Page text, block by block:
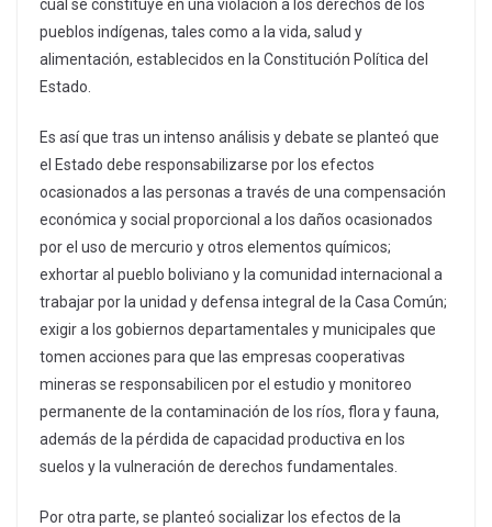
cual se constituye en una violación a los derechos de los
pueblos indígenas, tales como a la vida, salud y
alimentación, establecidos en la Constitución Política del
Estado.
Es así que tras un intenso análisis y debate se planteó que
el Estado debe responsabilizarse por los efectos
ocasionados a las personas a través de una compensación
económica y social proporcional a los daños ocasionados
por el uso de mercurio y otros elementos químicos;
exhortar al pueblo boliviano y la comunidad internacional a
trabajar por la unidad y defensa integral de la Casa Común;
exigir a los gobiernos departamentales y municipales que
tomen acciones para que las empresas cooperativas
mineras se responsabilicen por el estudio y monitoreo
permanente de la contaminación de los ríos, flora y fauna,
además de la pérdida de capacidad productiva en los
suelos y la vulneración de derechos fundamentales.
Por otra parte, se planteó socializar los efectos de la